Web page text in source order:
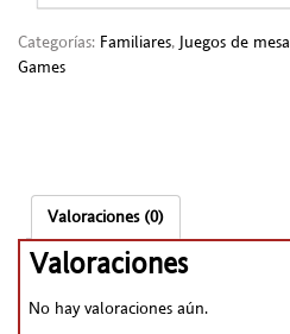
Categorías: Familiares, Juegos de mesa
Games
Valoraciones (0)
Valoraciones
No hay valoraciones aún.